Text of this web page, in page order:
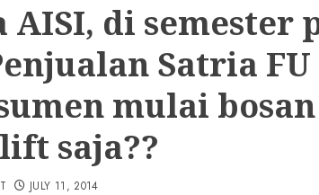
AISI, di semester
Satria
mulai
saja??
JULY 11, 2014